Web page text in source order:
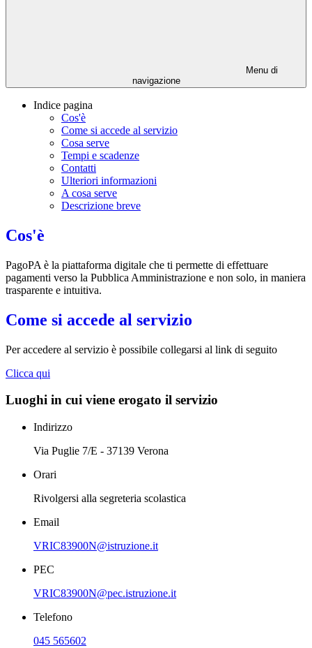
Menu di
navigazione
Indice pagina
Cos'è
Come si accede al servizio
Cosa serve
Tempi e scadenze
Contatti
Ulteriori informazioni
A cosa serve
Descrizione breve
Cos'è
PagoPA è la piattaforma digitale che ti permette di effettuare
pagamenti verso la Pubblica Amministrazione e non solo, in maniera
trasparente e intuitiva.
Come si accede al servizio
Per accedere al servizio è possibile collegarsi al link di seguito
Clicca qui
Luoghi in cui viene erogato il servizio
Indirizzo
Via Puglie 7/E - 37139 Verona
Orari
Rivolgersi alla segreteria scolastica
Email
VRIC83900N@istruzione.it
PEC
VRIC83900N@pec.istruzione.it
Telefono
045 565602